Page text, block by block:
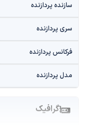
سازنده پردازنده
سری پردازنده
فرکانس پردازنده
مدل پردازنده
گرافیک